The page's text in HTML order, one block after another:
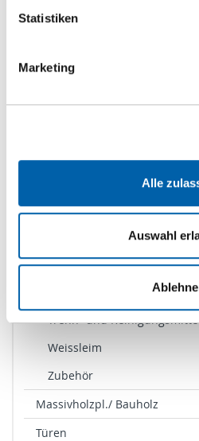
Statistiken
Marketing
Alle
Auswahl
Holzwerkstoffe
Montageklebstoffe
Schmelzklebstoffe
Schmelzkleber Granulat
Trenn- und
Weissleim
Zubehör
Massivholzpl./ Bauholz
Türen